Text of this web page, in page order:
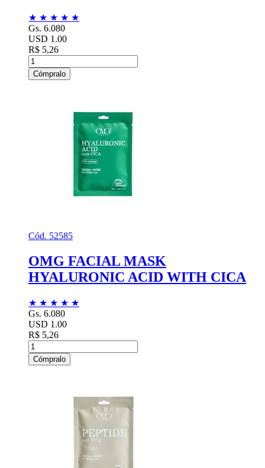
★ ★ ★ ★ ★
Gs. 6.080
USD 1.00
R$ 5,26
Cómpralo
Cód. 52585
OMG FACIAL MASK
HYALURONIC ACID WITH CICA
★ ★ ★ ★ ★
Gs. 6.080
USD 1.00
R$ 5,26
Cómpralo